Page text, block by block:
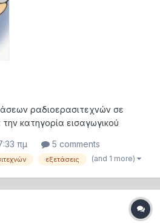
ραδιοερασιτεχνών σε
κατηγορία εισαγωγικού
και τις οδηγίες της
υπολογιστή. Καλή
εγγεγραμμένο μέλος του...
πμ 5 comments
εξετάσεις (and 1 more)